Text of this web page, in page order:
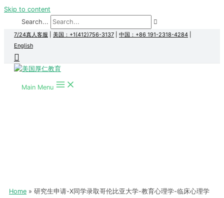
Skip to content
Search...
7/24真人客服 美国：+1(412)756-3137 中国：+86 191-2318-4284
English
Main Menu
Home 研究生申请-X同学录取哥伦比亚大学-教育心理学-临床心理学